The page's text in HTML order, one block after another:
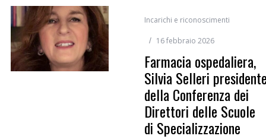
Incarichi e riconoscimenti
16 febbraio 2026
Farmacia ospedaliera,
Silvia Selleri
della Conferenza dei
Direttori delle Scuole
di Specializzazione